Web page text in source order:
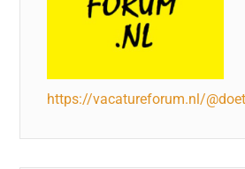
https://vacatureforum.nl/